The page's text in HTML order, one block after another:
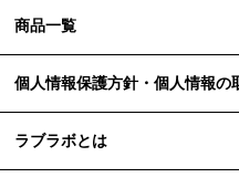
商品一覧
個人情報保護方針・個人情報の
ラブラボとは